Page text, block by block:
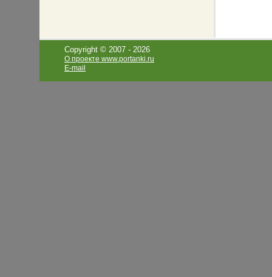
Copyright © 2007 - 2026
О проекте www.portanki.ru
E-mail